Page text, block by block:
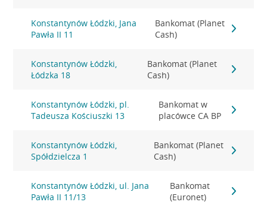
Konstantynów Łódzki, Jana
Pawła II 11
Bankomat (Planet
Cash)
Konstantynów Łódzki,
Łódzka 18
Bankomat (Planet
Cash)
Konstantynów Łódzki, pl.
Tadeusza Kościuszki 13
Bankomat w
placówce CA BP
Konstantynów Łódzki,
Spółdzielcza 1
Bankomat (Planet
Cash)
Konstantynów Łódzki, ul. Jana
Pawła II 11/13
Bankomat
(Euronet)